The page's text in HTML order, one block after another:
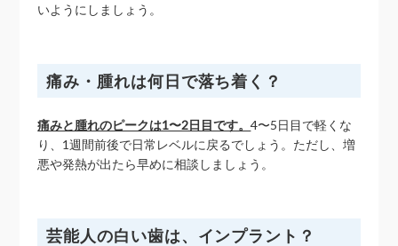
いようにしましょう。
痛み・腫れは何日で落ち着く？
痛みと腫れのピークは1〜2日目です。4〜5日目で軽くな
り、1週間前後で日常レベルに戻るでしょう。ただし、増
悪や発熱が出たら早めに相談しましょう。
芸能人の白い歯は、インプラント？